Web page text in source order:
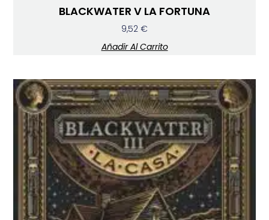
BLACKWATER V LA FORTUNA
9,52 €
Añadir Al Carrito